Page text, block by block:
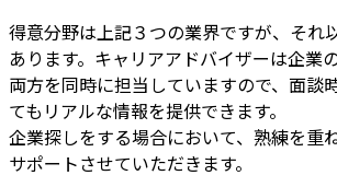
得意分野は上記３つの業界ですが、それ
あります。キャリアアドバイザーは企業
両方を同時に担当していますので、面談
てもリアルな情報を提供できます。
企業探しをする場合において、熟練を重
サポートさせていただきます。